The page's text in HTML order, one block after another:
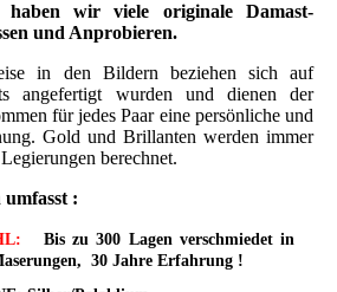
wir viele originale Damast-
und Anprobieren.
in den Bildern beziehen sich auf
angefertigt wurden und dienen der
für jedes Paar eine persönliche und
Gold und Brillanten werden immer
berechnet.
:
Bis zu 300 Lagen verschmiedet in
30 Jahre Erfahrung !